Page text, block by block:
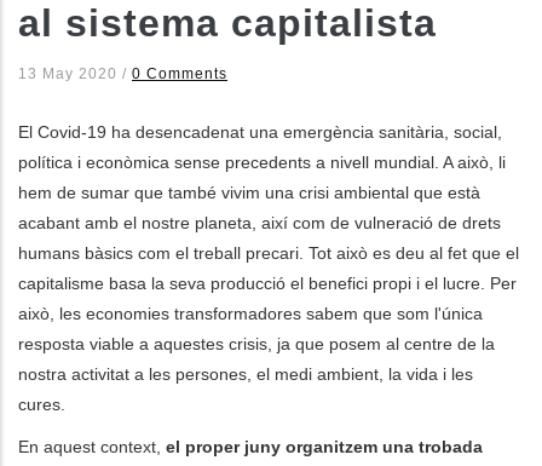
actions
al sistema capitalista
13 May 2020 / 0 Comments
El Covid-19 ha desencadenat una emergència sanitària, social,
política i econòmica sense precedents a nivell mundial. A això, li
hem de sumar que també vivim una crisi ambiental que està
acabant amb el nostre planeta, així com de vulneració de drets
humans bàsics com el treball precari. Tot això es deu al fet que el
capitalisme basa la seva producció el benefici propi i el lucre. Per
això, les economies transformadores sabem que som l'única
resposta viable a aquestes crisis, ja que posem al centre de la
nostra activitat a les persones, el medi ambient, la vida i les
cures.
En aquest context, el proper juny organitzem una trobada